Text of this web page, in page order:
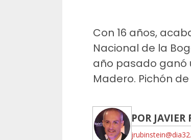
Con 16 años,
Nacional de la
año pasado ganó
Madero. Pichón
POR